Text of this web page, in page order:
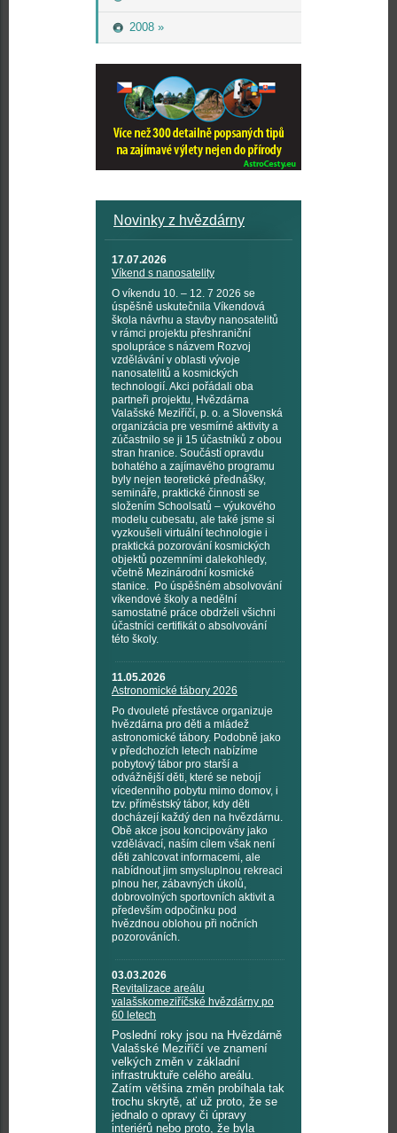
2008 »
Novinky z hvězdárny
17.07.2026
Víkend s nanosatelity
O víkendu 10. – 12. 7 2026 se
úspěšně uskutečnila Víkendová
škola návrhu a stavby nanosatelitů
v rámci projektu přeshraniční
spolupráce s názvem Rozvoj
vzdělávání v oblasti vývoje
nanosatelitů a kosmických
technologií. Akci pořádali oba
partneři projektu, Hvězdárna
Valašské Meziříčí, p. o. a Slovenská
organizácia pre vesmírné aktivity a
zúčastnilo se ji 15 účastníků z obou
stran hranice. Součástí opravdu
bohatého a zajímavého programu
byly nejen teoretické přednášky,
semináře, praktické činnosti se
složením Schoolsatů – výukového
modelu cubesatu, ale také jsme si
vyzkoušeli virtuální technologie i
praktická pozorování kosmických
objektů pozemními dalekohledy,
včetně Mezinárodní kosmické
stanice. Po úspěšném absolvování
víkendové školy a nedělní
samostatné práce obdrželi všichni
účastníci certifikát o absolvování
této školy.
11.05.2026
Astronomické tábory 2026
Po dvouleté přestávce organizuje
hvězdárna pro děti a mládež
astronomické tábory. Podobně jako
v předchozích letech nabízíme
pobytový tábor pro starší a
odvážnější děti, které se nebojí
vícedenního pobytu mimo domov, i
tzv. příměstský tábor, kdy děti
docházejí každý den na hvězdárnu.
Obě akce jsou koncipovány jako
vzdělávací, naším cílem však není
děti zahlcovat informacemi, ale
nabídnout jim smysluplnou rekreaci
plnou her, zábavných úkolů,
dobrovolných sportovních aktivit a
především odpočinku pod
hvězdnou oblohou při nočních
pozorováních.
03.03.2026
Revitalizace areálu
valašskomeziříčské hvězdárny po
60 letech
Poslední roky jsou na Hvězdárně
Valašské Meziříčí ve znamení
velkých změn v základní
infrastruktuře celého areálu.
Zatím většina změn probíhala tak
trochu skrytě, ať už proto, že se
jednalo o opravy či úpravy
interiérů nebo proto, že byla